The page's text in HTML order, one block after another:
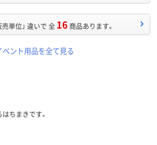
売単位」 違いで 全 16 商品あります。
ント用品を全て見る
ちまきです。